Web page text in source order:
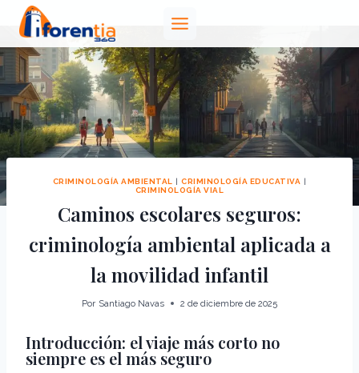
Saltar
contenido
CRIMINOLOGÍA AMBIENTAL |CRIMINOLOGÍA EDUCATIVA |
CRIMINOLOGÍA VIAL
Caminos escolares seguros:
criminología ambiental aplicada a
la movilidad infantil
Por Santiago Navas 2 de diciembre de 2025
Introducción: el viaje más corto no
siempre es el más seguro